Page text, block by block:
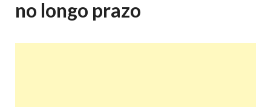
no longo prazo